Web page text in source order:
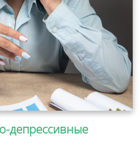
депрессивные